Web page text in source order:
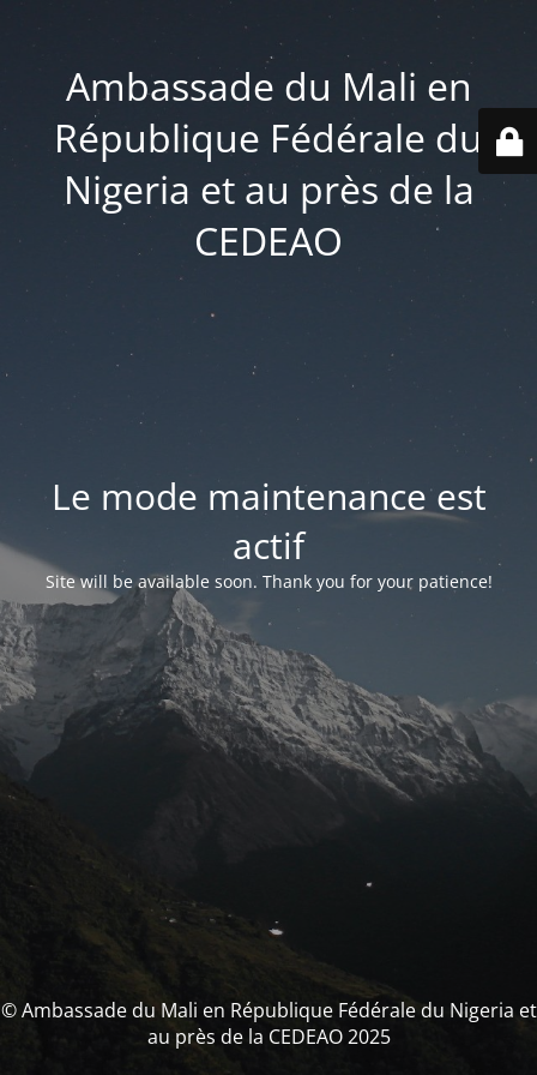
Ambassade du Mali en
République Fédérale du
Nigeria et au près de la
CEDEAO
Le mode maintenance est
actif
Site will be available soon. Thank you for your patience!
© Ambassade du Mali en République Fédérale du Nigeria et
au près de la CEDEAO 2025